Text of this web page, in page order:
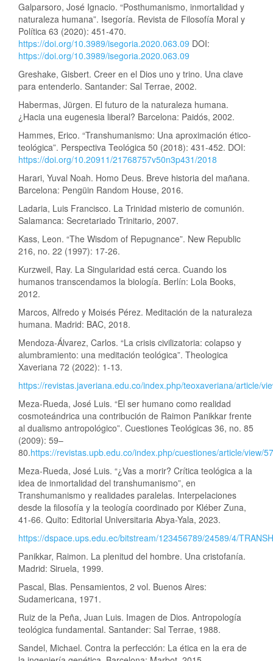
Galparsoro, José Ignacio. “Posthumanismo, inmortalidad y
naturaleza humana”. Isegoría. Revista de Filosofía Moral y
Política 63 (2020): 451-470.
https://doi.org/10.3989/isegoria.2020.063.09 DOI:
https://doi.org/10.3989/isegoria.2020.063.09
Greshake, Gisbert. Creer en el Dios uno y trino. Una clave
para entenderlo. Santander: Sal Terrae, 2002.
Habermas, Jürgen. El futuro de la naturaleza humana.
¿Hacia una eugenesia liberal? Barcelona: Paidós, 2002.
Hammes, Erico. “Transhumanismo: Una aproximación ético-
teológica”. Perspectiva Teológica 50 (2018): 431-452. DOI:
https://doi.org/10.20911/21768757v50n3p431/2018
Harari, Yuval Noah. Homo Deus. Breve historia del mañana.
Barcelona: Pengüin Random House, 2016.
Ladaria, Luis Francisco. La Trinidad misterio de comunión.
Salamanca: Secretariado Trinitario, 2007.
Kass, Leon. “The Wisdom of Repugnance”. New Republic
216, no. 22 (1997): 17-26.
Kurzweil, Ray. La Singularidad está cerca. Cuando los
humanos transcendamos la biología. Berlín: Lola Books,
2012.
Marcos, Alfredo y Moisés Pérez. Meditación de la naturaleza
humana. Madrid: BAC, 2018.
Mendoza-Álvarez, Carlos. “La crisis civilizatoria: colapso y
alumbramiento: una meditación teológica”. Theologica
Xaveriana 72 (2022): 1-13.
https://revistas.javeriana.edu.co/index.php/teoxaveriana/article/
Meza-Rueda, José Luis. “El ser humano como realidad
cosmoteándrica una contribución de Raimon Panikkar frente
al dualismo antropológico”. Cuestiones Teológicas 36, no. 85
(2009): 59–
80.https://revistas.upb.edu.co/index.php/cuestiones/article/view/
Meza-Rueda, José Luis. “¿Vas a morir? Crítica teológica a la
idea de inmortalidad del transhumanismo”, en
Transhumanismo y realidades paralelas. Interpelaciones
desde la filosofía y la teología coordinado por Kléber Zuna,
41-66. Quito: Editorial Universitaria Abya-Yala, 2023.
https://dspace.ups.edu.ec/bitstream/123456789/24589/4/
Panikkar, Raimon. La plenitud del hombre. Una cristofanía.
Madrid: Siruela, 1999.
Pascal, Blas. Pensamientos, 2 vol. Buenos Aires:
Sudamericana, 1971.
Ruiz de la Peña, Juan Luis. Imagen de Dios. Antropología
teológica fundamental. Santander: Sal Terrae, 1988.
Sandel, Michael. Contra la perfección: La ética en la era de